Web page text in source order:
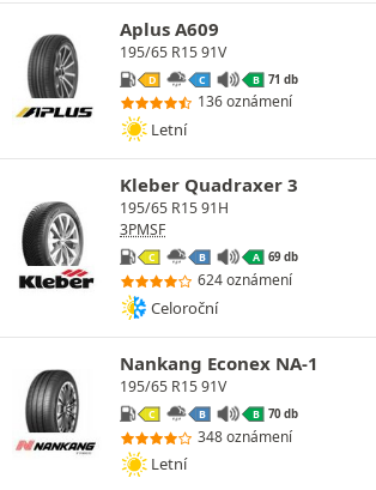
Aplus A609
195/65 R15 91V
D C B 71 db
136 oznámení
Letní
Kleber Quadraxer 3
195/65 R15 91H
3PMSF
C B A 69 db
624 oznámení
Celoroční
Nankang Econex NA-1
195/65 R15 91V
C B B 70 db
348 oznámení
Letní